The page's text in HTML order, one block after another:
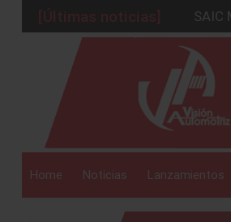
[Últimas noticias]
SAIC
BMW
La
Kia
GAC
Home Noticias Lanzamientos